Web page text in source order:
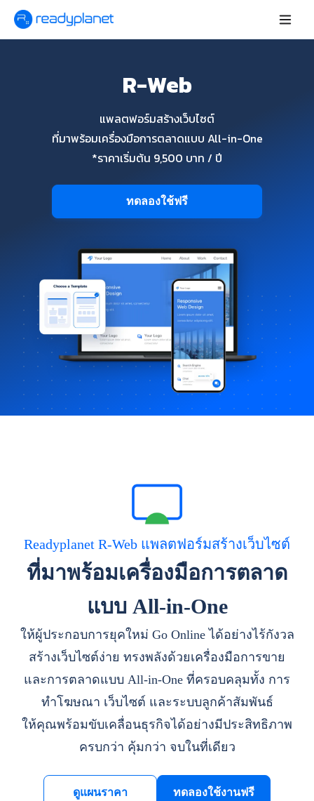
R-Web
แพลตฟอร์มสร้างเว็บไซต์
ที่มาพร้อมเครื่องมือการตลาดแบบ All-in-One
*ราคาเริ่มต้น 9,500 บาท / ปี
ทดลองใช้ฟรี
Readyplanet R-Web แพลตฟอร์มสร้างเว็บไซต์
ที่มาพร้อมเครื่องมือการตลาด
แบบ All-in-One
ให้ผู้ประกอบการยุคใหม่ Go Online ได้อย่างไร้กังวล
สร้างเว็บไซต์ง่าย ทรงพลังด้วยเครื่องมือการขาย
และการตลาดแบบ All-in-One ที่ครอบคลุมทั้ง การ
ทำโฆษณา เว็บไซต์ และระบบลูกค้าสัมพันธ์
ให้คุณพร้อมขับเคลื่อนธุรกิจได้อย่างมีประสิทธิภาพ
ครบกว่า คุ้มกว่า จบในที่เดียว
ดูแผนราคา ทดลองใช้งานฟรี